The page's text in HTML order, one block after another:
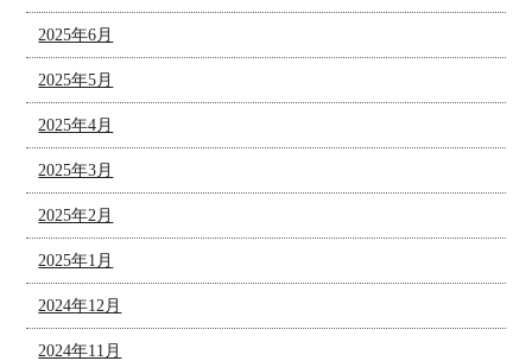
2025年6月
2025年5月
2025年4月
2025年3月
2025年2月
2025年1月
2024年12月
2024年11月